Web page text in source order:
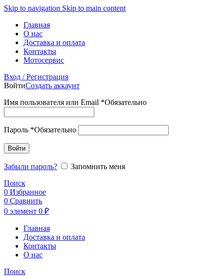
Skip to navigation Skip to main content
Главная
О нас
Доставка и оплата
Контакты
Мотосервис
Вход / Регистрация
ВойтиСоздать аккаунт
Имя пользователя или Email *Обязательно
Пароль *Обязательно
Войти
Забыли пароль?
Запомнить меня
Поиск
0 Избранное
0 Сравнить
0 элемент 0 ₽
Главная
Доставка и оплата
Контакты
О нас
Поиск